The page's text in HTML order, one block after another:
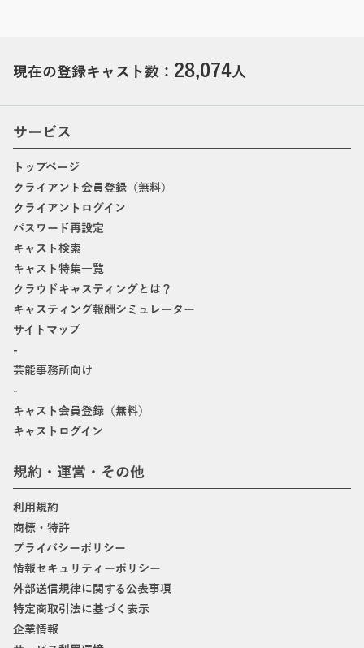
現在の登録キャスト数： 28,074人
サービス
トップページ
クライアント会員登録（無料）
クライアントログイン
パスワード再設定
キャスト検索
キャスト特集一覧
クラウドキャスティングとは？
キャスティング報酬シミュレーター
サイトマップ
-
芸能事務所向け
-
キャスト会員登録（無料）
キャストログイン
規約・運営・その他
利用規約
商標・特許
プライバシーポリシー
情報セキュリティーポリシー
外部送信規律に関する公表事項
特定商取引法に基づく表示
企業情報